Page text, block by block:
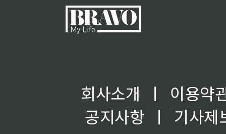
회사소개 ㅣ
이용약
공지사항
ㅣ
기사제